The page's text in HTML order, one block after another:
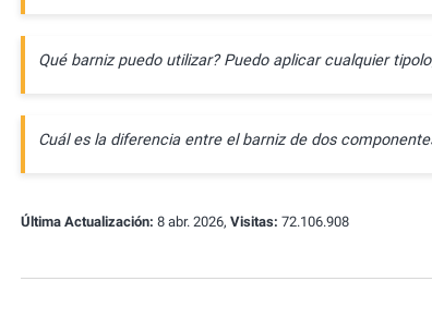
Qué barniz puedo utilizar? Puedo aplicar cualquier
Cuál es la diferencia entre el barniz de dos
Última Actualización: 8 abr. 2026, Visitas: 72.106.908